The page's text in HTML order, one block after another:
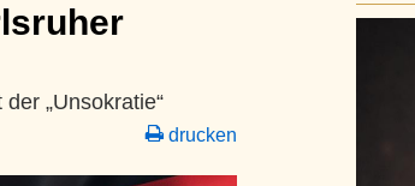
„Unsokratie“
drucken